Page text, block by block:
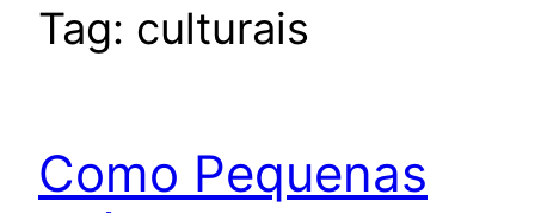
Tag: culturais
Como Pequenas